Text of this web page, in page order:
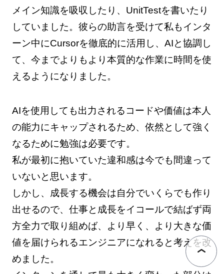
メイン知識を吸収したり、UnitTestを書いたり
していました。彼らの助言を受けて私もインタ
ーン中にCursorを徹底的に活用し、AIと協調し
て、今までよりもより本質的な作業に時間を使
えるようになりました。
AIを使用しても出力されるコードや価値は本人
の能力にキャップされるため、依然として強く
なるために勉強は必要です。
私が最初に抱いていた違和感は今でも間違って
いないと思います。
しかし、成長する機会は自分でいくらでも作り
出せるので、仕事と成長をイコールで結ばず両
方全力で取り組めば、より早く、より大きな価
値を届けられるエンジニアになれると考えを改
めました。